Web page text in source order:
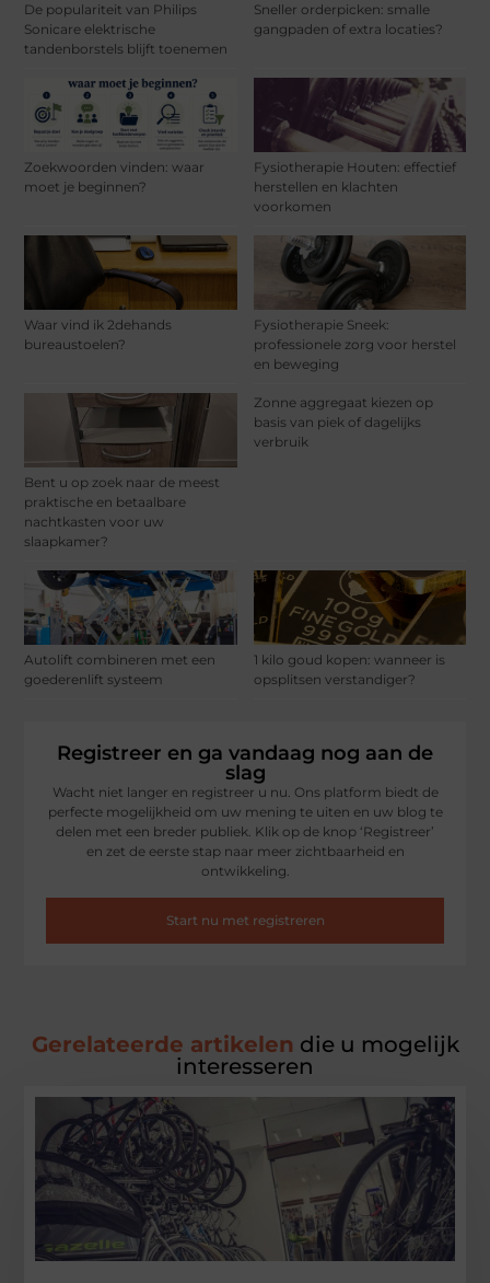
De populariteit van Philips
Sonicare elektrische
tandenborstels blijft toenemen
Sneller orderpicken: smalle
gangpaden of extra locaties?
Zoekwoorden vinden: waar
moet je beginnen?
Fysiotherapie Houten: effectief
herstellen en klachten
voorkomen
Waar vind ik 2dehands
bureaustoelen?
Fysiotherapie Sneek:
professionele zorg voor herstel
en beweging
Bent u op zoek naar de meest
praktische en betaalbare
nachtkasten voor uw
slaapkamer?
Zonne aggregaat kiezen op
basis van piek of dagelijks
verbruik
Autolift combineren met een
goederenlift systeem
1 kilo goud kopen: wanneer is
opsplitsen verstandiger?
Registreer en ga vandaag nog aan de
slag
Wacht niet langer en registreer u nu. Ons platform biedt de
perfecte mogelijkheid om uw mening te uiten en uw blog te
delen met een breder publiek. Klik op de knop ‘Registreer’
en zet de eerste stap naar meer zichtbaarheid en
ontwikkeling.
Start nu met registreren
Gerelateerde artikelen die u mogelijk
interesseren